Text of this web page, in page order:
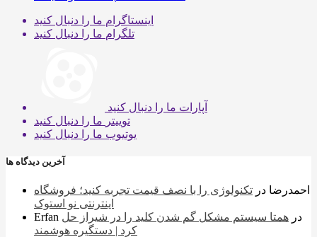
اینستاگرام ما را دنبال کنید
تلگرام ما را دنبال کنید
آپارات ما را دنبال کنید
توییتر ما را دنبال کنید
یوتیوب ما را دنبال کنید
آخرین دیدگاه ها
احمدرضا در تکنولوژی را با نصف قیمت تجربه کنید؛ فروشگاه
اینترنتی نو استوک
Erfan
در همتا سیستم مشکل گم شدن کلید را در شیراز حل
کرد | دستگیره هوشمند